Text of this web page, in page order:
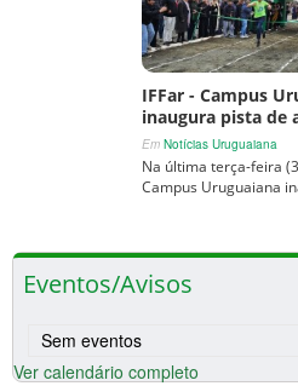
IFFar - Campus
inaugura pista de
Em Notícias Uruguaiana
Na última terça-feira
Campus Uruguaiana
Eventos/Avisos
Sem eventos
Ver calendário completo